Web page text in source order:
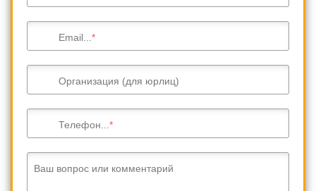
Email...
Организация (для юрлиц)
Телефон...
Ваш вопрос или комментарий